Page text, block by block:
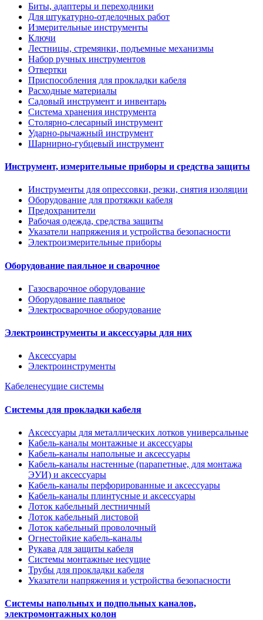
Биты, адаптеры и переходники
Для штукатурно-отделочных работ
Измерительные инструменты
Ключи
Лестницы, стремянки, подъемные механизмы
Набор ручных инструментов
Отвертки
Приспособления для прокладки кабеля
Расходные материалы
Садовый инструмент и инвентарь
Система хранения инструмента
Столярно-слесарный инструмент
Ударно-рычажный инструмент
Шарнирно-губцевый инструмент
Инструмент, измерительные приборы и средства защиты
Инструменты для опрессовки, резки, снятия изоляции
Оборудование для протяжки кабеля
Предохранители
Рабочая одежда, средства защиты
Указатели напряжения и устройства безопасности
Электроизмерительные приборы
Оборудование паяльное и сварочное
Газосварочное оборудование
Оборудование паяльное
Электросварочное оборудование
Электроинструменты и аксессуары для них
Аксессуары
Электроинструменты
Кабеленесущие системы
Системы для прокладки кабеля
Аксессуары для металлических лотков универсальные
Кабель-каналы монтажные и аксессуары
Кабель-каналы напольные и аксессуары
Кабель-каналы настенные (парапетные, для монтажа
ЭУИ) и аксессуары
Кабель-каналы перфорированные и аксессуары
Кабель-каналы плинтусные и аксессуары
Лоток кабельный лестничный
Лоток кабельный листовой
Лоток кабельный проволочный
Огнестойкие кабель-каналы
Рукава для защиты кабеля
Системы монтажные несущие
Трубы для прокладки кабеля
Указатели напряжения и устройства безопасности
Системы напольных и подпольных каналов,
электромонтажных колон